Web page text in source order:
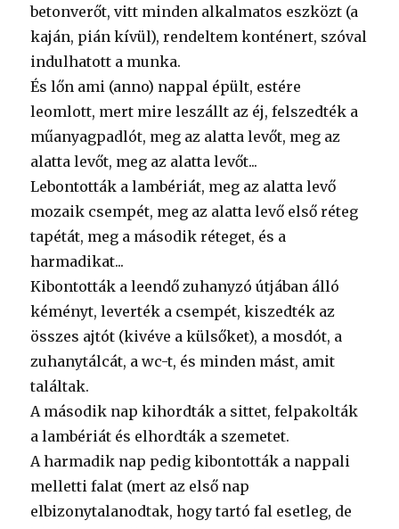
betonverőt, vitt minden alkalmatos eszközt (a
kaján, pián kívül), rendeltem konténert, szóval
indulhatott a munka.
És lőn ami (anno) nappal épült, estére
leomlott, mert mire leszállt az éj, felszedték a
műanyagpadlót, meg az alatta levőt, meg az
alatta levőt, meg az alatta levőt...
Lebontották a lambériát, meg az alatta levő
mozaik csempét, meg az alatta levő első réteg
tapétát, meg a második réteget, és a
harmadikat...
Kibontották a leendő zuhanyzó útjában álló
kéményt, leverték a csempét, kiszedték az
összes ajtót (kivéve a külsőket), a mosdót, a
zuhanytálcát, a wc-t, és minden mást, amit
találtak.
A második nap kihordták a sittet, felpakolták
a lambériát és elhordták a szemetet.
A harmadik nap pedig kibontották a nappali
melletti falat (mert az első nap
elbizonytalanodtak, hogy tartó fal esetleg, de